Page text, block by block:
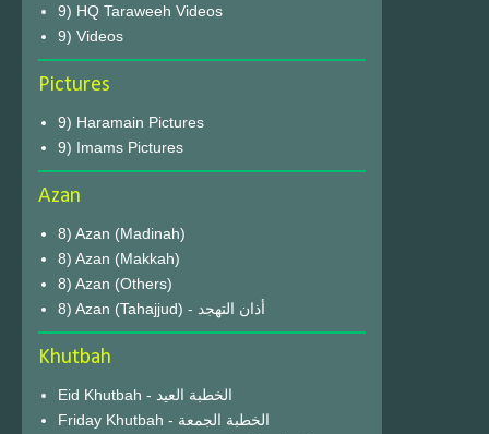
9) HQ Taraweeh Videos
9) Videos
Pictures
9) Haramain Pictures
9) Imams Pictures
Azan
8) Azan (Madinah)
8) Azan (Makkah)
8) Azan (Others)
8) Azan (Tahajjud) - أذان التهجد
Khutbah
Eid Khutbah - الخطبة العيد
Friday Khutbah - الخطبة الجمعة